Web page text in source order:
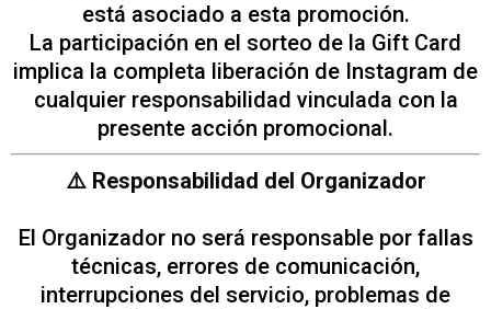
está asociado a esta promoción.
La participación en el sorteo de la Gift Card
implica la completa liberación de Instagram de
cualquier responsabilidad vinculada con la
presente acción promocional.
⚠️ Responsabilidad del Organizador
El Organizador no será responsable por fallas
técnicas, errores de comunicación,
interrupciones del servicio, problemas de